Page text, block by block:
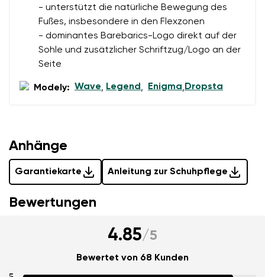
- unterstützt die natürliche Bewegung des
Fußes, insbesondere in den Flexzonen
- dominantes Barebarics-Logo direkt auf der
Sohle und zusätzlicher Schriftzug/Logo an der
Seite
Modely: Wave, Legend, Enigma,Dropsta
Anhänge
Garantiekarte Anleitung zur Schuhpflege
Bewertungen
4.85/5
Bewertet von 68 Kunden